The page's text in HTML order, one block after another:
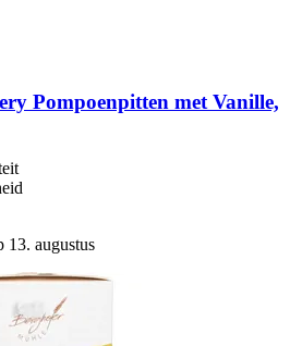
Pompoenpitten met Vanille,
augustus